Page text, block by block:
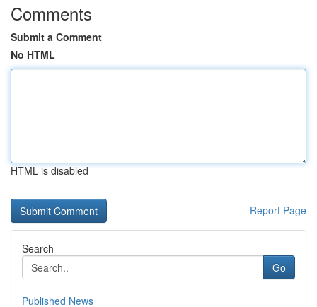
Comments
Submit a Comment
No HTML
HTML is disabled
Report Page
Search
Go
Published News